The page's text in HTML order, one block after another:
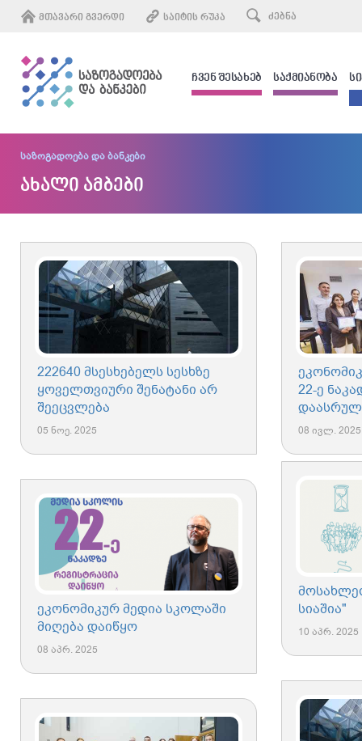
ᲛᲗᲐᲕᲐᲠᲘ ᲒᲕᲔᲠᲓᲘ ᲡᲐᲘᲢᲘᲡ ᲠᲣᲙᲐ
ᲩᲕᲔᲜ ᲨᲔᲡᲐᲮᲔᲑ ᲡᲐᲥᲛᲘᲐᲜᲝᲑᲐ
საზოგადოება და ბანკები
ახალი ამბები
222640 მსესხებელს სესხზე
ყოველთვიური შენატანი არ
შეეცვლება
05 ნოე. 2025
22-ე
08 ივლ. 2025
სიაშია"
10 აპრ. 2025
ეკონომიკურ მედია სკოლაში
მიღება დაიწყო
08 აპრ. 2025